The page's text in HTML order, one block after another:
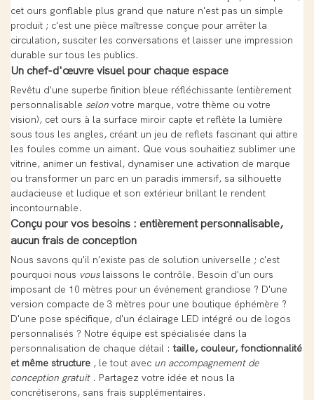
cet ours gonflable plus grand que nature n'est pas un simple
produit ; c'est une pièce maîtresse conçue pour arrêter la
circulation, susciter les conversations et laisser une impression
durable sur tous les publics.
Un chef-d'œuvre visuel pour chaque espace
Revêtu d'une superbe finition bleue réfléchissante (entièrement
personnalisable selon votre marque, votre thème ou votre
vision), cet ours à la surface miroir capte et reflète la lumière
sous tous les angles, créant un jeu de reflets fascinant qui attire
les foules comme un aimant. Que vous souhaitiez sublimer une
vitrine, animer un festival, dynamiser une activation de marque
ou transformer un parc en un paradis immersif, sa silhouette
audacieuse et ludique et son extérieur brillant le rendent
incontournable.
Conçu pour vos besoins : entièrement personnalisable,
aucun frais de conception
Nous savons qu'il n'existe pas de solution universelle ; c'est
pourquoi nous vouslaissons le contrôle. Besoin d'un ours
imposant de 10 mètres pour un événement grandiose ? D'une
version compacte de 3 mètres pour une boutique éphémère ?
D'une pose spécifique, d'un éclairage LED intégré ou de logos
personnalisés ? Notre équipe est spécialisée dans la
personnalisation de chaque détail : taille, couleur, fonctionnalité
et même structure , le tout avec un accompagnement de
conception gratuit. Partagez votre idée et nous la
concrétiserons, sans frais supplémentaires.